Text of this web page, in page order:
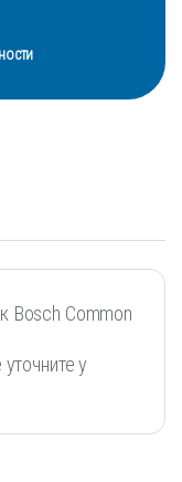
Bosch Common
у